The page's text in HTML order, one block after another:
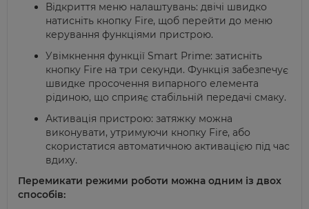
Відкриття меню налаштувань: двічі швидко
натисніть кнопку Fire, щоб перейти до меню
керування функціями пристрою.
Увімкнення функції Smart Prime: затисніть
кнопку Fire на три секунди. Функція забезпечує
швидке просочення випарного елемента
рідиною, що сприяє стабільній передачі смаку.
Активація пристрою: затяжку можна
виконувати, утримуючи кнопку Fire, або
скористатися автоматичною активацією під час
вдиху.
Перемикати режими роботи можна одним із двох
способів: